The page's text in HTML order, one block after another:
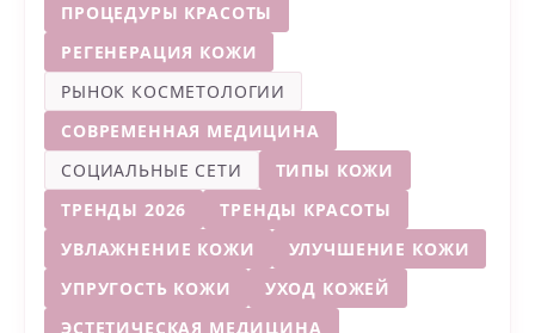
ПРОЦЕДУРЫ КРАСОТЫ
РЕГЕНЕРАЦИЯ КОЖИ
РЫНОК КОСМЕТОЛОГИИ
СОВРЕМЕННАЯ МЕДИЦИНА
СОЦИАЛЬНЫЕ СЕТИ
ТИПЫ КОЖИ
ТРЕНДЫ 2026
ТРЕНДЫ КРАСОТЫ
УВЛАЖНЕНИЕ КОЖИ
УЛУЧШЕНИЕ КОЖИ
УПРУГОСТЬ КОЖИ
УХОД КОЖЕЙ
ЭСТЕТИЧЕСКАЯ МЕДИЦИНА